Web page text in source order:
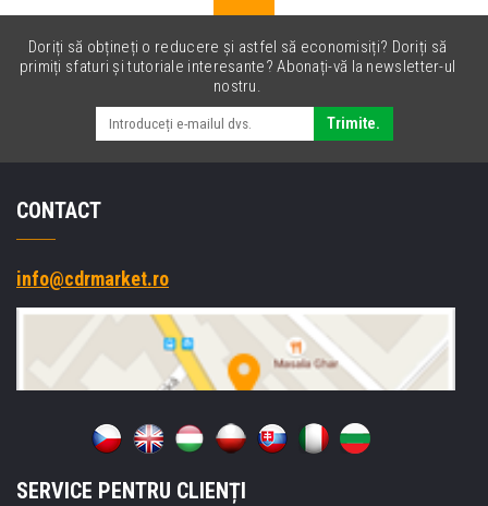
Doriți să obțineți o reducere și astfel să economisiți? Doriți să
primiți sfaturi și tutoriale interesante? Abonați-vă la newsletter-ul
nostru.
Trimite.
CONTACT
info@cdrmarket.ro
SERVICE PENTRU CLIENȚI